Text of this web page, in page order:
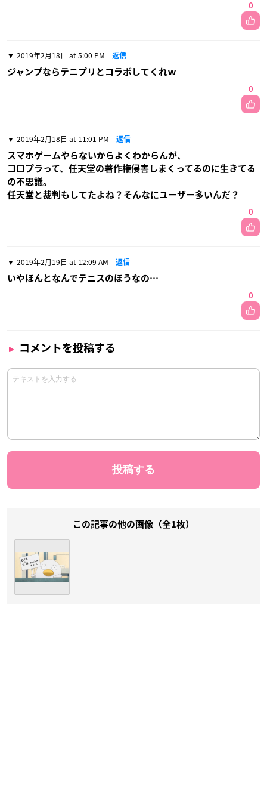
0
2019年2月18日 at 5:00 PM 返信
ジャンプならテニプリとコラボしてくれｗ
0
2019年2月18日 at 11:01 PM 返信
スマホゲームやらないからよくわからんが、
コロプラって、任天堂の著作権侵害しまくってるのに生きてる
の不思議。
任天堂と裁判もしてたよね？そんなにユーザー多いんだ？
0
2019年2月19日 at 12:09 AM 返信
いやほんとなんでテニスのほうなの…
0
コメントを投稿する
この記事の他の画像（全1枚）